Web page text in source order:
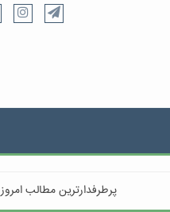
پرطرفدارترین مطالب امروز